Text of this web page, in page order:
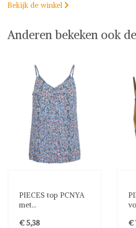
Bekijk de winkel 
Anderen bekeken ook
PIECES top PCNYA
met...
€ 5,38
€